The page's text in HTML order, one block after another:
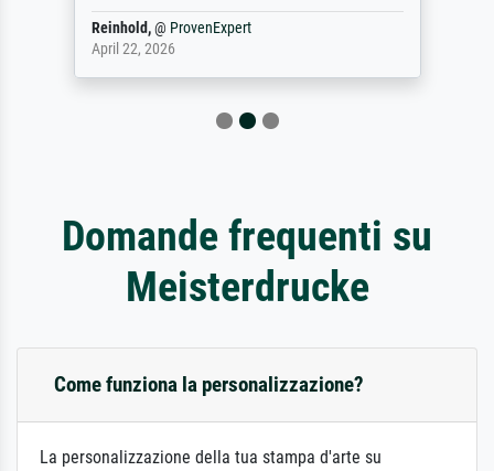
Reinhold,@ ProvenExpert
April 22, 2026
Domande frequenti su
Meisterdrucke
Come funziona la personalizzazione?
La personalizzazione della tua stampa d'arte su